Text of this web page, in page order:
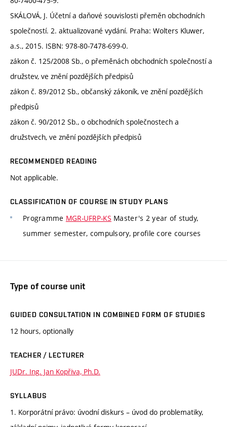
SKÁLOVÁ, J. Účetní a daňové souvislosti přeměn obchodních
společností. 2. aktualizované vydání. Praha: Wolters Kluwer,
a.s., 2015. ISBN: 978-80-7478-699-0.
zákon č. 125/2008 Sb., o přeměnách obchodních společností a
družstev, ve znění pozdějších předpisů
zákon č. 89/2012 Sb., občanský zákoník, ve znění pozdějších
předpisů
zákon č. 90/2012 Sb., o obchodních společnostech a
družstvech, ve znění pozdějších předpisů
RECOMMENDED READING
Not applicable.
CLASSIFICATION OF COURSE IN STUDY PLANS
Programme MGR-UFRP-KS Master's 2 year of study,
summer semester, compulsory, profile core courses
Type of course unit
GUIDED CONSULTATION IN COMBINED FORM OF STUDIES
12 hours, optionally
TEACHER / LECTURER
JUDr. Ing. Jan Kopřiva, Ph.D.
SYLLABUS
1. Korporátní právo: úvodní diskurs – úvod do problematiky,